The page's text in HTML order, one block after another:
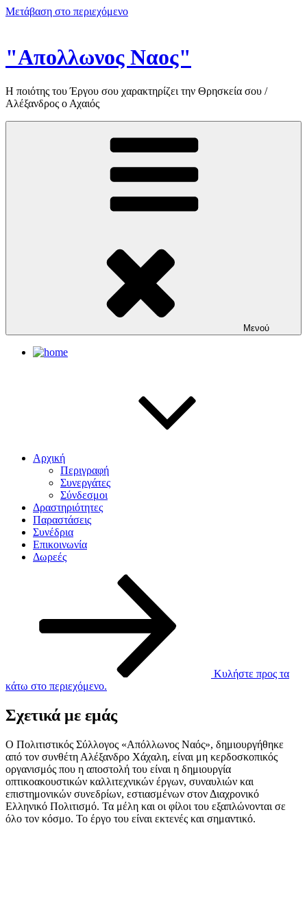
Μετάβαση στο περιεχόμενο
"Απολλωνος Ναος"
Η ποιότης του Έργου σου χαρακτηρίζει την Θρησκεία σου /
Αλέξανδρος ο Αχαιός
Μενού
Αρχική
Περιγραφή
Συνεργάτες
Σύνδεσμοι
Δραστηριότητες
Παραστάσεις
Συνέδρια
Επικοινωνία
Δωρεές
Κυλήστε προς τα
κάτω στο περιεχόμενο.
Σχετικά με εμάς
Ο Πολιτιστικός Σύλλογος «Απόλλωνος Ναός», δημιουργήθηκε
από τον συνθέτη Αλέξανδρο Χάχαλη, είναι μη κερδοσκοπικός
οργανισμός που η αποστολή του είναι η δημιουργία
οπτικοακουστικών καλλιτεχνικών έργων, συναυλιών και
επιστημονικών συνεδρίων, εστιασμένων στον Διαχρονικό
Ελληνικό Πολιτισμό. Τα μέλη και οι φίλοι του εξαπλώνονται σε
όλο τον κόσμο. Το έργο του είναι εκτενές και σημαντικό.